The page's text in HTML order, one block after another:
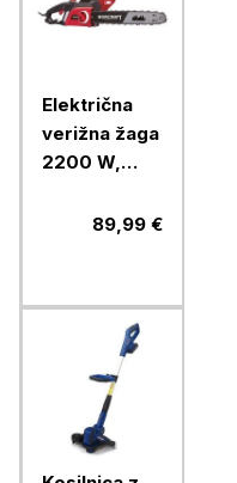
Električna
verižna žaga
2200 W,
3/8"PICCO,
89,99 €